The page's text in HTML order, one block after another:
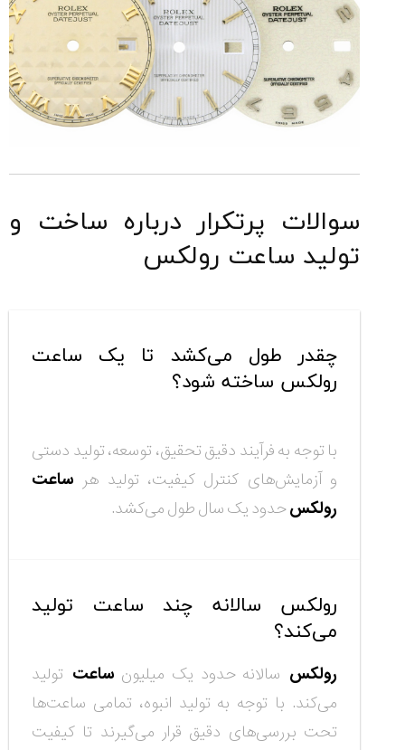
سوالات پرتکرار درباره ساخت و
تولید ساعت رولکس
چقدر طول می‌کشد تا یک ساعت
رولکس ساخته شود؟
با توجه به فرآیند دقیق تحقیق، توسعه، تولید دستی
و آزمایش‌های کنترل کیفیت، تولید هر ساعت
رولکسحدود یک سال طول می‌کشد.
رولکس سالانه چند ساعت تولید
می‌کند؟
رولکس سالانه حدود یک میلیون ساعت تولید
می‌کند. با توجه به تولید انبوه، تمامی ساعت‌ها
تحت بررسی‌های دقیق قرار می‌گیرند تا کیفیت